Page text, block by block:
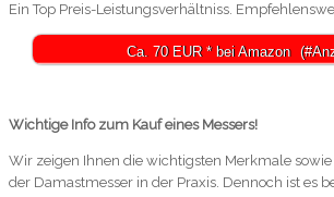
Ein Top Preis-Leistungsverhältniss.
Ca. 70 EUR * bei Amazon
Wichtige Info zum Kauf eines Messers!
Wir zeigen Ihnen die wichtigsten Merkmale
der Damastmesser in der Praxis. Dennoch ist es